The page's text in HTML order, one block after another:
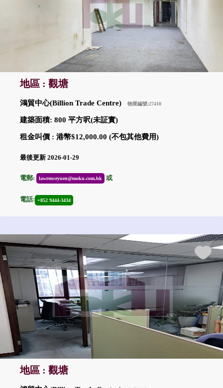
地區 : 觀塘
鴻貿中心(Billion Trade Centre) 物業編號:27410
建築面積: 800 平方呎(未証實)
租金叫價 : 港幣$12,000.00 (不包其他費用)
最後更新 2026-01-29
電郵: lawrenceyuen@moku.com.hk 或
電話: +852 9444-3434
地區 : 觀塘